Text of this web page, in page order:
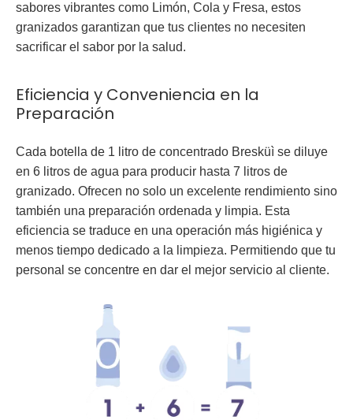
sabores vibrantes como Limón, Cola y Fresa, estos
granizados garantizan que tus clientes no necesiten
sacrificar el sabor por la salud.
Eficiencia y Conveniencia en la
Preparación
Cada botella de 1 litro de concentrado Bresküì se diluye
en 6 litros de agua para producir hasta 7 litros de
granizado. Ofrecen no solo un excelente rendimiento sino
también una preparación ordenada y limpia. Esta
eficiencia se traduce en una operación más higiénica y
menos tiempo dedicado a la limpieza. Permitiendo que tu
personal se concentre en dar el mejor servicio al cliente.